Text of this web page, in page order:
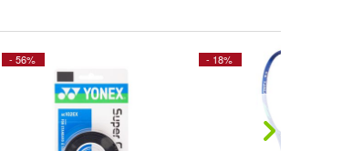
- 56% - 18%